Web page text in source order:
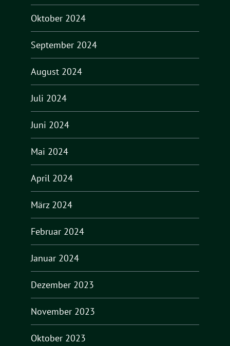
Oktober 2024
September 2024
August 2024
Juli 2024
Juni 2024
Mai 2024
April 2024
März 2024
Februar 2024
Januar 2024
Dezember 2023
November 2023
Oktober 2023